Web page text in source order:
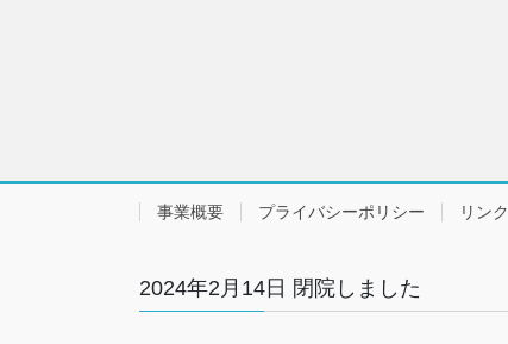
事業概要 プライバシーポリシー リンク
2024年2月14日 閉院しました